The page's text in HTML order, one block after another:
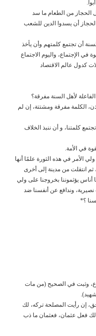
الحجاز من الطعام ما سد
أن يسدوا الدين للشعب
أن تجتمع كلمتهم وأن يأخذ
في الإجتماع، واليوم الاجتماع
كدول عالم الاقتصاد
لأهل السنة مفرقة؟
الكلمة مفرقة ومشتتة، إن لم
كلمتنا، و أن ننبذ الخلاف
في الأمة.
الأمر في هذه الثورة علمًا أنها
انتقلت من مدينة إلى أخرى
يؤثموننا بخروجنا على ولي
وندافع عن أنفسنا ضد
؟*
وثبت في الصحيح (من مات
إن رأيت المصلحة تركه، لك
فعل عثمان، فعثمان ما ذب